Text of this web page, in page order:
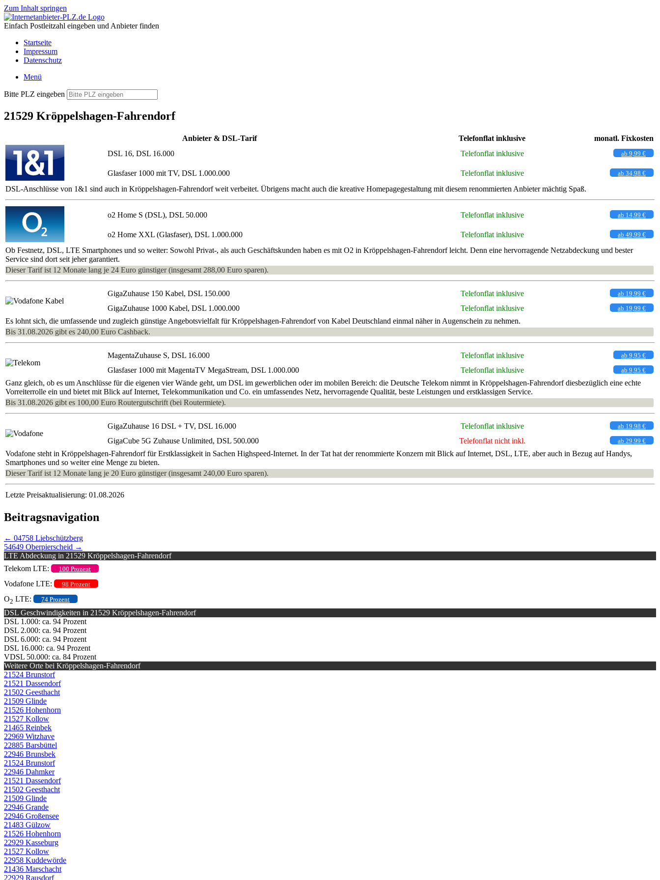
Zum Inhalt springen
Einfach Postleitzahl eingeben und Anbieter finden
Startseite
Impressum
Datenschutz
Menü
Bitte PLZ eingeben
21529 Kröppelshagen-Fahrendorf
Anbieter & DSL-Tarif Telefonflat inklusive
monatl. Fixkosten
DSL 16, DSL 16.000
Telefonflat inklusive ab 9,99 €
Glasfaser 1000 mit TV, DSL 1.000.000 Telefonflat inklusive ab 34,98 €
DSL-Anschlüsse von 1&1 sind auch in Kröppelshagen-Fahrendorf weit verbeitet. Übrigens macht auch die kreative Homepagegestaltung mit diesem renommierten Anbieter mächtig Spaß.
o2 Home S (DSL), DSL 50.000 Telefonflat inklusive ab 14,99 €
o2 Home XXL (Glasfaser), DSL 1.000.000 Telefonflat inklusive ab 49,99 €
Ob Festnetz, DSL, LTE Smartphones und so weiter: Sowohl Privat-, als auch Geschäftskunden haben es mit O2 in Kröppelshagen-Fahrendorf leicht. Denn eine hervorragende Netzabdeckung und bester
Service sind dort seit jeher garantiert.
Dieser Tarif ist 12 Monate lang je 24 Euro günstiger (insgesamt 288,00 Euro sparen).
GigaZuhause 150 Kabel, DSL 150.000 Telefonflat inklusive ab 19,99 €
GigaZuhause 1000 Kabel, DSL 1.000.000 Telefonflat inklusive ab 19,99 €
Es lohnt sich, die umfassende und zugleich günstige Angebotsvielfalt für Kröppelshagen-Fahrendorf von Kabel Deutschland einmal näher in Augenschein zu nehmen.
Bis 31.08.2026 gibt es 240,00 Euro Cashback.
MagentaZuhause S, DSL 16.000 Telefonflat inklusive ab 9,95 €
Glasfaser 1000 mit MagentaTV MegaStream, DSL 1.000.000 Telefonflat inklusive ab 9,95 €
Ganz gleich, ob es um Anschlüsse für die eigenen vier Wände geht, um DSL im gewerblichen oder im mobilen Bereich: die Deutsche Telekom nimmt in Kröppelshagen-Fahrendorf diesbezüglich eine echte
Vorreiterrolle ein und bietet mit Blick auf Internet, Telekommunikation und Co. ein umfassendes Netz, hervorragende Qualität, beste Leistungen und erstklassigen Service.
Bis 31.08.2026 gibt es 100,00 Euro Routergutschrift (bei Routermiete).
GigaZuhause 16 DSL + TV, DSL 16.000 Telefonflat inklusive ab 19,98 €
GigaCube 5G Zuhause Unlimited, DSL 500.000 Telefonflat nicht inkl. ab 29,99 €
Vodafone steht in Kröppelshagen-Fahrendorf für Erstklassigkeit in Sachen Highspeed-Internet. In der Tat hat der renommierte Konzern mit Blick auf Internet, DSL, LTE, aber auch in Bezug auf Handys,
Smartphones und so weiter eine Menge zu bieten.
Dieser Tarif ist 12 Monate lang je 20 Euro günstiger (insgesamt 240,00 Euro sparen).
Letzte Preisaktualisierung: 01.08.2026
Beitragsnavigation
← 04758 Liebschützberg
54649 Oberpierscheid →
LTE Abdeckung in 21529 Kröppelshagen-Fahrendorf
Telekom LTE:
100 Prozent
Vodafone LTE: 98 Prozent
O2 LTE: 74 Prozent
DSL Geschwindigkeiten in 21529 Kröppelshagen-Fahrendorf
DSL 1.000: ca. 94 Prozent
DSL 2.000: ca. 94 Prozent
DSL 6.000: ca. 94 Prozent
DSL 16.000: ca. 94 Prozent
VDSL 50.000: ca. 84 Prozent
Weitere Orte bei Kröppelshagen-Fahrendorf
21524 Brunstorf
21521 Dassendorf
21502 Geesthacht
21509 Glinde
21526 Hohenhorn
21527 Kollow
21465 Reinbek
22969 Witzhave
22885 Barsbüttel
22946 Brunsbek
21524 Brunstorf
22946 Dahmker
21521 Dassendorf
21502 Geesthacht
21509 Glinde
22946 Grande
22946 Großensee
21483 Gülzow
21526 Hohenhorn
22929 Kasseburg
21527 Kollow
22958 Kuddewörde
21436 Marschacht
22929 Rausdorf